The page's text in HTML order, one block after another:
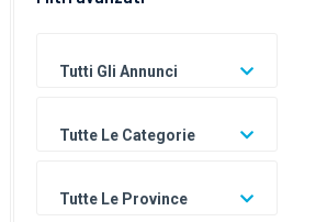
Tutti Gli Annunci
Tutte Le Categorie
Tutte Le Province